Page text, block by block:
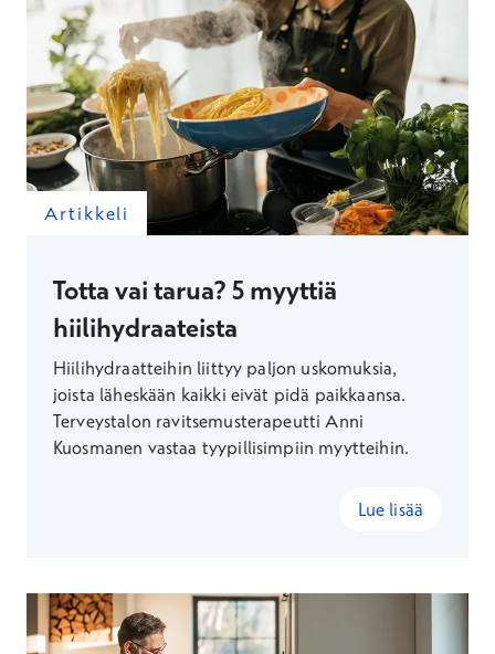
Artikkeli
Totta vai tarua? 5 myyttiä
hiilihydraateista
Hiilihydraatteihin liittyy paljon uskomuksia,
joista läheskään kaikki eivät pidä paikkaansa.
Terveystalon ravitsemusterapeutti Anni
Kuosmanen vastaa tyypillisimpiin myytteihin.
Lue lisää